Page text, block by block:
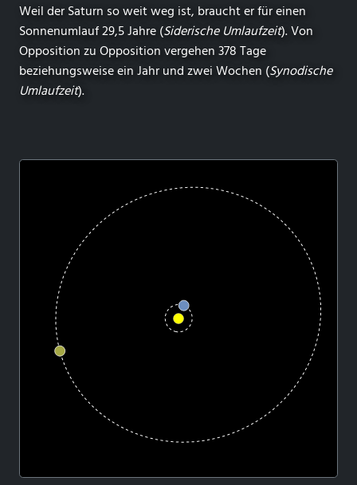
Weil der Saturn so weit weg ist, braucht er für einen
Sonnenumlauf 29,5 Jahre (Siderische Umlaufzeit). Von
Opposition zu Opposition vergehen 378 Tage
beziehungsweise ein Jahr und zwei Wochen (Synodische
Umlaufzeit).